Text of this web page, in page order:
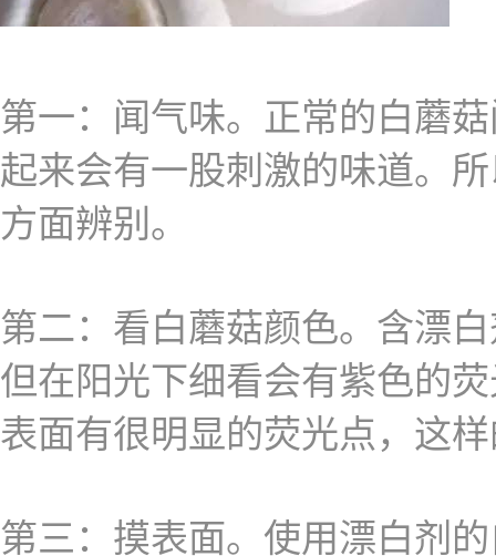
第一：闻气味。正常的白蘑
起来会有一股刺激的味道。
方面辨别。
第二：看白蘑菇颜色。含漂
但在阳光下细看会有紫色的
表面有很明显的荧光点，这
第三：摸表面。使用漂白剂